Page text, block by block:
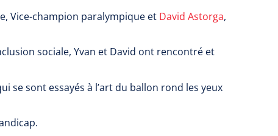
Vice-champion paralympique et David Astorga,
sociale, Yvan et David ont rencontré et
se sont essayés à l’art du ballon rond les yeux